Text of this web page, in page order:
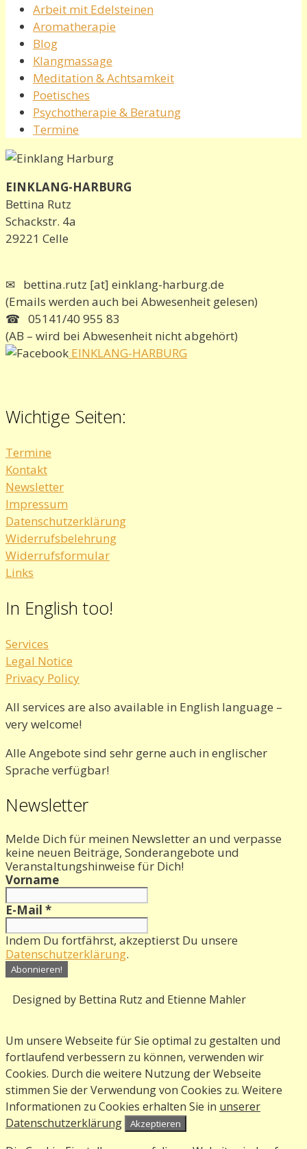
Arbeit mit Edelsteinen
Aromatherapie
Blog
Klangmassage
Meditation & Achtsamkeit
Poetisches
Psychotherapie & Beratung
Termine
EINKLANG-HARBURG
Bettina Rutz
Schackstr. 4a
29221 Celle
✉ bettina.rutz [at] einklang-harburg.de
(Emails werden auch bei Abwesenheit gelesen)
☎ 05141/40 955 83
(AB – wird bei Abwesenheit nicht abgehört)
EINKLANG-HARBURG
Wichtige Seiten:
Termine
Kontakt
Newsletter
Impressum
Datenschutzerklärung
Widerrufsbelehrung
Widerrufsformular
Links
In English too!
Services
Legal Notice
Privacy Policy
All services are also available in English language –
very welcome!
Alle Angebote sind sehr gerne auch in englischer
Sprache verfügbar!
Newsletter
Melde Dich für meinen Newsletter an und verpasse
keine neuen Beiträge, Sonderangebote und
Veranstaltungshinweise für Dich!
Vorname
E-Mail *
Indem Du fortfährst, akzeptierst Du unsere
Datenschutzerklärung.
Designed by Bettina Rutz and Etienne Mahler
Um unsere Webseite für Sie optimal zu gestalten und
fortlaufend verbessern zu können, verwenden wir
Cookies. Durch die weitere Nutzung der Webseite
stimmen Sie der Verwendung von Cookies zu. Weitere
Informationen zu Cookies erhalten Sie in unserer
Datenschutzerklärung
Akzeptieren